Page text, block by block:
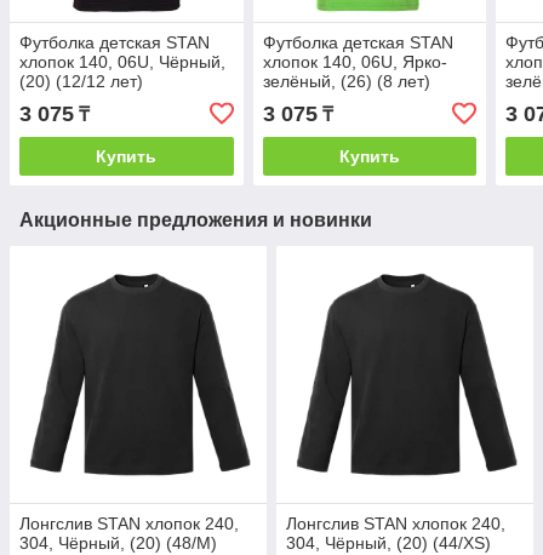
Футболка детская STAN
хлопок 140, 06U, Чёрный,
(20) (12/12 лет)
3 075 ₸
Купить
Футболка детская STAN
хлопок 140, 06U, Ярко-
зелёный, (26) (8 лет)
3 075₸
Купить
3
Акционные предложения и новинки
Лонгслив STAN хлопок 240,
304, Чёрный, (20) (48/M)
Лонгслив STAN хлопок 240,
304, Чёрный, (20) (44/XS)